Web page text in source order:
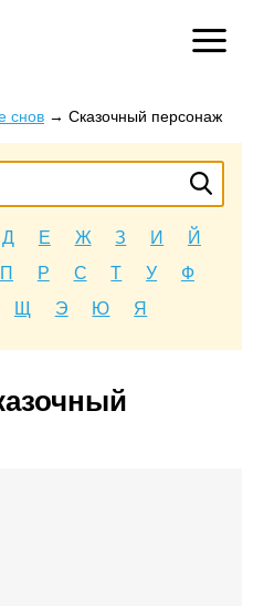
снов → Сказочный персонаж
Д Е Ж З И
Й
П Р С Т У
Ф
Щ Э Ю Я